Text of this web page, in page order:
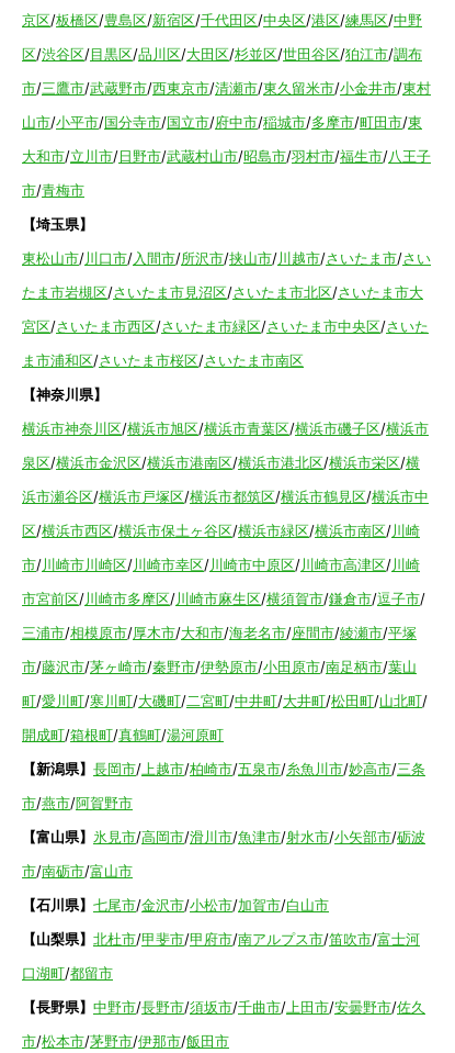
京区/板橋区/豊島区/新宿区/千代田区/中央区/港区/練馬区/中野
区/渋谷区/目黒区/品川区/大田区/杉並区/世田谷区/狛江市/調布
市/三鷹市/武蔵野市/西東京市/清瀬市/東久留米市/小金井市/東村
山市/小平市/国分寺市/国立市/府中市/稲城市/多摩市/町田市/東
大和市/立川市/日野市/武蔵村山市/昭島市/羽村市/福生市/八王子
市/青梅市
【埼玉県】
東松山市/川口市/入間市/所沢市/挟山市/川越市/さいたま市/さい
たま市岩槻区/さいたま市見沼区/さいたま市北区/さいたま市大
宮区/さいたま市西区/さいたま市緑区/さいたま市中央区/さいた
ま市浦和区/さいたま市桜区/さいたま市南区
【神奈川県】
横浜市神奈川区/横浜市旭区/横浜市青葉区/横浜市磯子区/横浜市
泉区/横浜市金沢区/横浜市港南区/横浜市港北区/横浜市栄区/横
浜市瀬谷区/横浜市戸塚区/横浜市都筑区/横浜市鶴見区/横浜市中
区/横浜市西区/横浜市保土ヶ谷区/横浜市緑区/横浜市南区/川崎
市/川崎市川崎区/川崎市幸区/川崎市中原区/川崎市高津区/川崎
市宮前区/川崎市多摩区/川崎市麻生区/横須賀市/鎌倉市/逗子市/
三浦市/相模原市/厚木市/大和市/海老名市/座間市/綾瀬市/平塚
市/藤沢市/茅ヶ崎市/秦野市/伊勢原市/小田原市/南足柄市/葉山
町/愛川町/寒川町/大磯町/二宮町/中井町/大井町/松田町/山北町/
開成町/箱根町/真鶴町/湯河原町
【新潟県】 長岡市/ 上越市/柏崎市/五泉市/糸魚川市/妙高市/三条
市/燕市/阿賀野市
【富山県】 氷見市/高岡市/滑川市/魚津市/射水市/小矢部市/砺波
市/南砺市/富山市
【石川県】 七尾市/金沢市/小松市/加賀市/白山市
【山梨県】 北杜市/甲斐市/甲府市/南アルプス市/笛吹市/富士河
口湖町/都留市
【長野県】 中野市/長野市/須坂市/千曲市/ 上田市/安曇野市/佐久
市/松本市/茅野市/伊那市/飯田市